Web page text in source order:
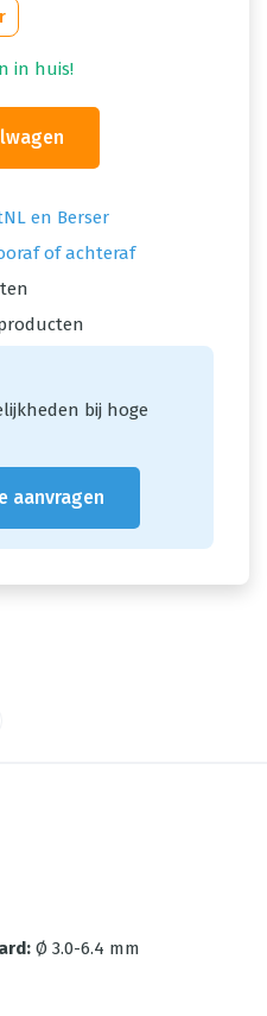
in huis!
en Berser
of achteraf
bij hoge
aanvragen
Ø 3.0-6.4 mm